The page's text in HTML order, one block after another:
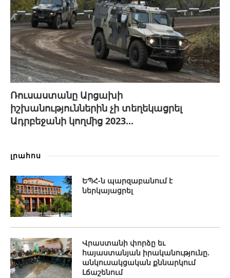
Ռուսաստանը Արցախի
իշխանություններին չի տեղեկացրել
Ադրբեջանի կողմից 2023...
լրահոս
ԵՊՀ-ն պարզաբանում է
ներկայացրել
Վրաստանի փորձը եւ
հայաստանյան իրականությունը.
անկուսակցական քննարկում
Լճաշենում